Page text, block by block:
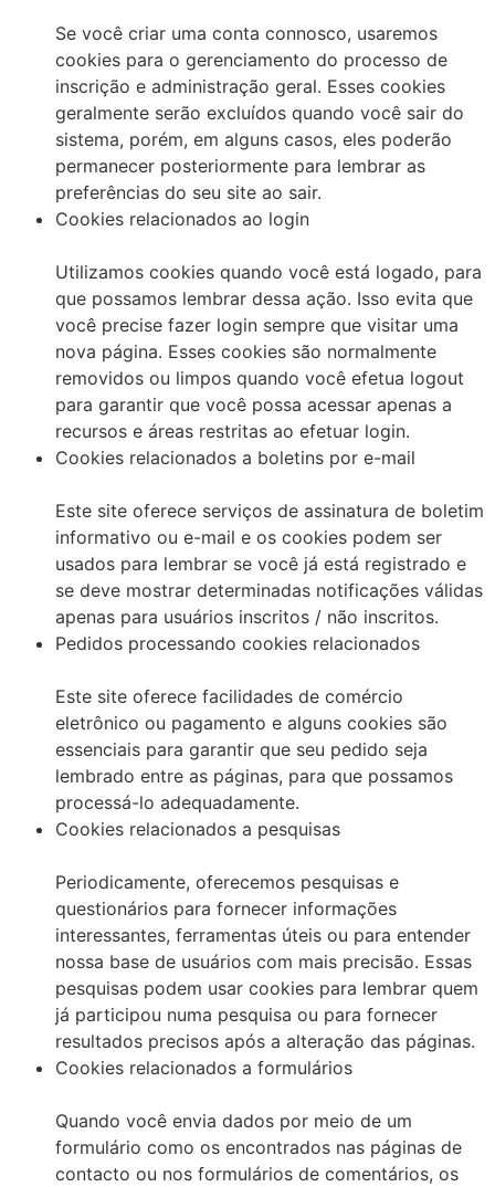
Se você criar uma conta connosco, usaremos
cookies para o gerenciamento do processo de
inscrição e administração geral. Esses cookies
geralmente serão excluídos quando você sair do
sistema, porém, em alguns casos, eles poderão
permanecer posteriormente para lembrar as
preferências do seu site ao sair.
Cookies relacionados ao login
Utilizamos cookies quando você está logado, para
que possamos lembrar dessa ação. Isso evita que
você precise fazer login sempre que visitar uma
nova página. Esses cookies são normalmente
removidos ou limpos quando você efetua logout
para garantir que você possa acessar apenas a
recursos e áreas restritas ao efetuar login.
Cookies relacionados a boletins por e-mail
Este site oferece serviços de assinatura de boletim
informativo ou e-mail e os cookies podem ser
usados ​​para lembrar se você já está registrado e
se deve mostrar determinadas notificações válidas
apenas para usuários inscritos / não inscritos.
Pedidos processando cookies relacionados
Este site oferece facilidades de comércio
eletrônico ou pagamento e alguns cookies são
essenciais para garantir que seu pedido seja
lembrado entre as páginas, para que possamos
processá-lo adequadamente.
Cookies relacionados a pesquisas
Periodicamente, oferecemos pesquisas e
questionários para fornecer informações
interessantes, ferramentas úteis ou para entender
nossa base de usuários com mais precisão. Essas
pesquisas podem usar cookies para lembrar quem
já participou numa pesquisa ou para fornecer
resultados precisos após a alteração das páginas.
Cookies relacionados a formulários
Quando você envia dados por meio de um
formulário como os encontrados nas páginas de
contacto ou nos formulários de comentários, os